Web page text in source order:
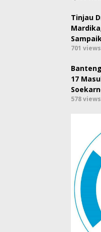
Tinjau
701 views
17
578 views